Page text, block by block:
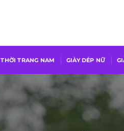
THỜI TRANG NAM GIÀY DÉP NỮ